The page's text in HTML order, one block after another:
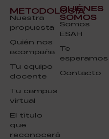
METODOLOGÍA
Nuestra
propuesta
Quién nos
acompaña
Tu equipo
docente
Tu campus
virtual
El título
que
reconocerá
QUIÉNES
SOMOS
Somos
ESAH
Te
esperamos
Contacto